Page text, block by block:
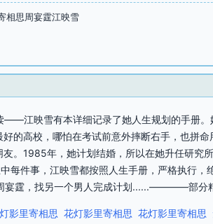
相思周宴霆江映雪
——江映雪有本详细记录了她人生规划的手册。
的高校，哪怕在考试前意外摔断右手，也拼命
。1985年，她计划结婚，所以在她升任研究
每件事，江映雪都按照人生手册，严格执行，
宴霆，找另一个男人完成计划......————部分
影里寄相思 花灯影里寄相思 花灯影里寄相思